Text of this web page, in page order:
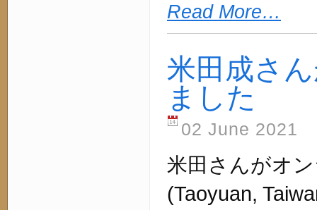
Read More…
米田成さ
ました
02 June 2021
米田さんがオ
(Taoyuan,